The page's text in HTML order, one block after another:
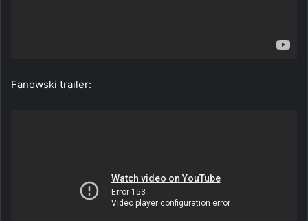
Fanowski trailer: